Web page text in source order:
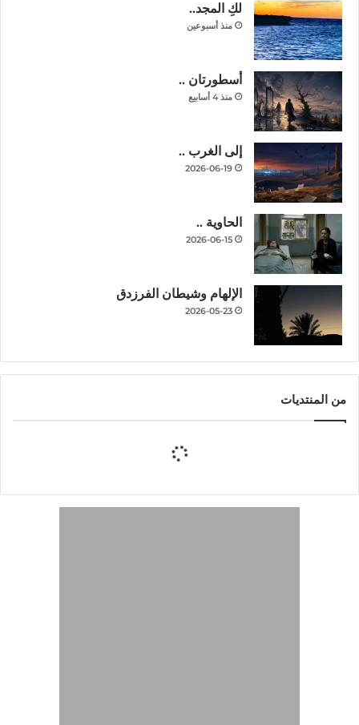
لكِ المجد..
منذ أسبوعين
أسطورتان ..
منذ 4 أسابيع
إلى الغرب ..
2026-06-19
الحاوية ..
2026-06-15
الإلهام وشيطان الفرزدق
2026-05-23
من المنتديات